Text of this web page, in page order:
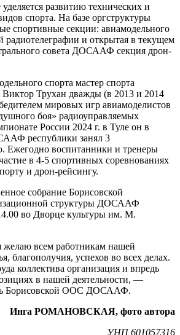
развитию технических и
спорта. На базе оргструктуры
спортивные секции: авиамодельного
радиотелеграфии и открытая в текущем
совета ДОСААФ секция дрон-
спорта мастер спорта
Виктор Трухан дважды (в 2013 и 2014
мировых игр авиамоделистов
боя» радиоуправляемых
России 2024 г. в Туле он в
республики занял 3
Ежегодно воспитанники и тренеры
в 4-5 спортивных соревнованиях
и дрон-рейсингу.
собрание Борисовской
структуры ДОСААФ
во Дворце культуры им. М.
всем работникам нашей
благополучия, успехов во всех делах.
коллектива организация и впредь
в нашей деятельности, —
Борисовской ООС ДОСААФ.
Инга РОМАНОВСКАЯ, фото автора
УНП 601057316